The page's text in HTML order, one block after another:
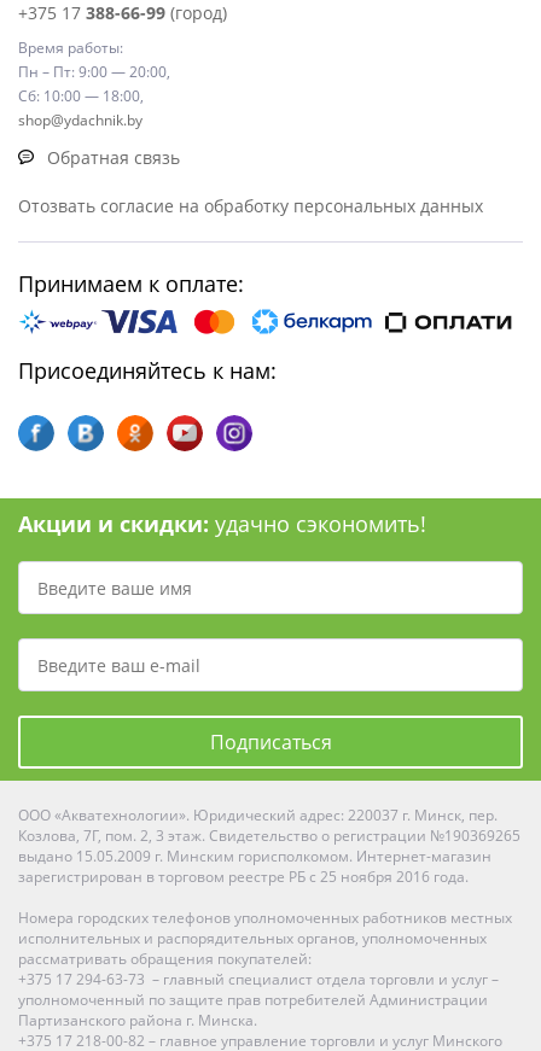
+375 17 388-66-99 (город)
Время работы:
Пн – Пт: 9:00 — 20:00,
Сб: 10:00 — 18:00,
shop@ydachnik.by
Обратная связь
Отозвать согласие на обработку персональных данных
Принимаем к оплате:
Присоединяйтесь к нам:
Акции и скидки: удачно сэкономить!
Подписаться
ООО «Акватехнологии». Юридический адрес: 220037 г. Минск, пер.
Козлова, 7Г, пом. 2, 3 этаж. Свидетельство о регистрации №190369265
выдано 15.05.2009 г. Минским горисполкомом. Интернет-магазин
зарегистрирован в торговом реестре РБ с 25 ноября 2016 года.
Номера городских телефонов уполномоченных работников местных
исполнительных и распорядительных органов, уполномоченных
рассматривать обращения покупателей:
+375 17 294-63-73 – главный специалист отдела торговли и услуг –
уполномоченный по защите прав потребителей Администрации
Партизанского района г. Минска.
+375 17 218-00-82 – главное управление торговли и услуг Минского